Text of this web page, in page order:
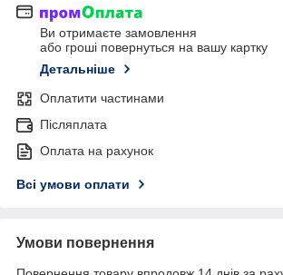
Ви отримаєте замовлення
або гроші повернуться на вашу картку
Детальніше
Оплатити частинами
Післяплата
Оплата на рахунок
Всі умови оплати
Умови повернення